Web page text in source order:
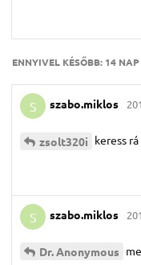
ENNYIVEL KÉSŐBB: 14 NAP
S szabo.​miklos
zsolt320i keress
S szabo.​miklos
Dr.​ Anonymous